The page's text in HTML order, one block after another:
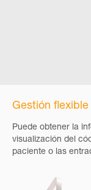
Gestión
Puede obtener la
visualización del
paciente o las